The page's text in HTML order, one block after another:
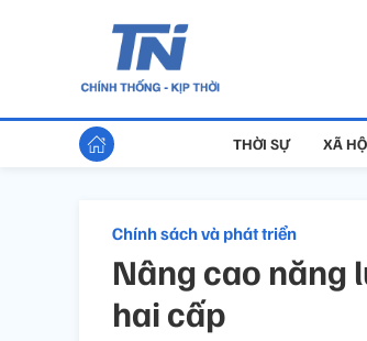
THỜI SỰ XÃ
Chính sách và phát triển
Nâng cao năng
hai cấp